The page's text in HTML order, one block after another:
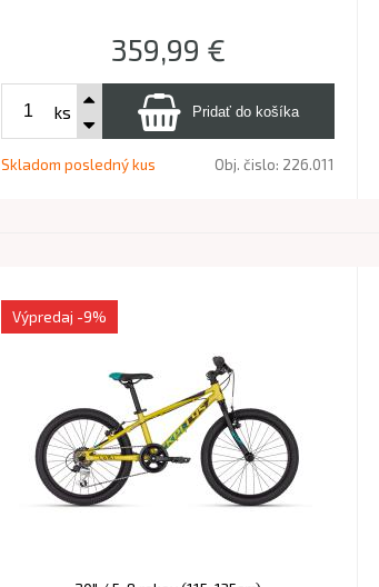
359,99 €
ks
Skladom posledný kus Obj. čislo: 226.011
Výpredaj -9%